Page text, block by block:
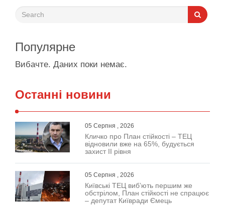
Популярне
Вибачте. Даних поки немає.
Останні новини
05 Серпня , 2026
Кличко про План стійкості – ТЕЦ
відновили вже на 65%, будується
захист ІІ рівня
05 Серпня , 2026
Київські ТЕЦ виб’ють першим же
обстрілом, План стійкості не спрацює
– депутат Київради Ємець